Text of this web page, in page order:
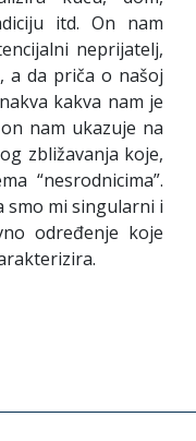
itd. On nam
neprijatelj,
a da priča o našoj
kakva nam je
nam ukazuje na
zbližavanja koje,
“nesrodnicima”.
smo mi singularni i
određenje koje